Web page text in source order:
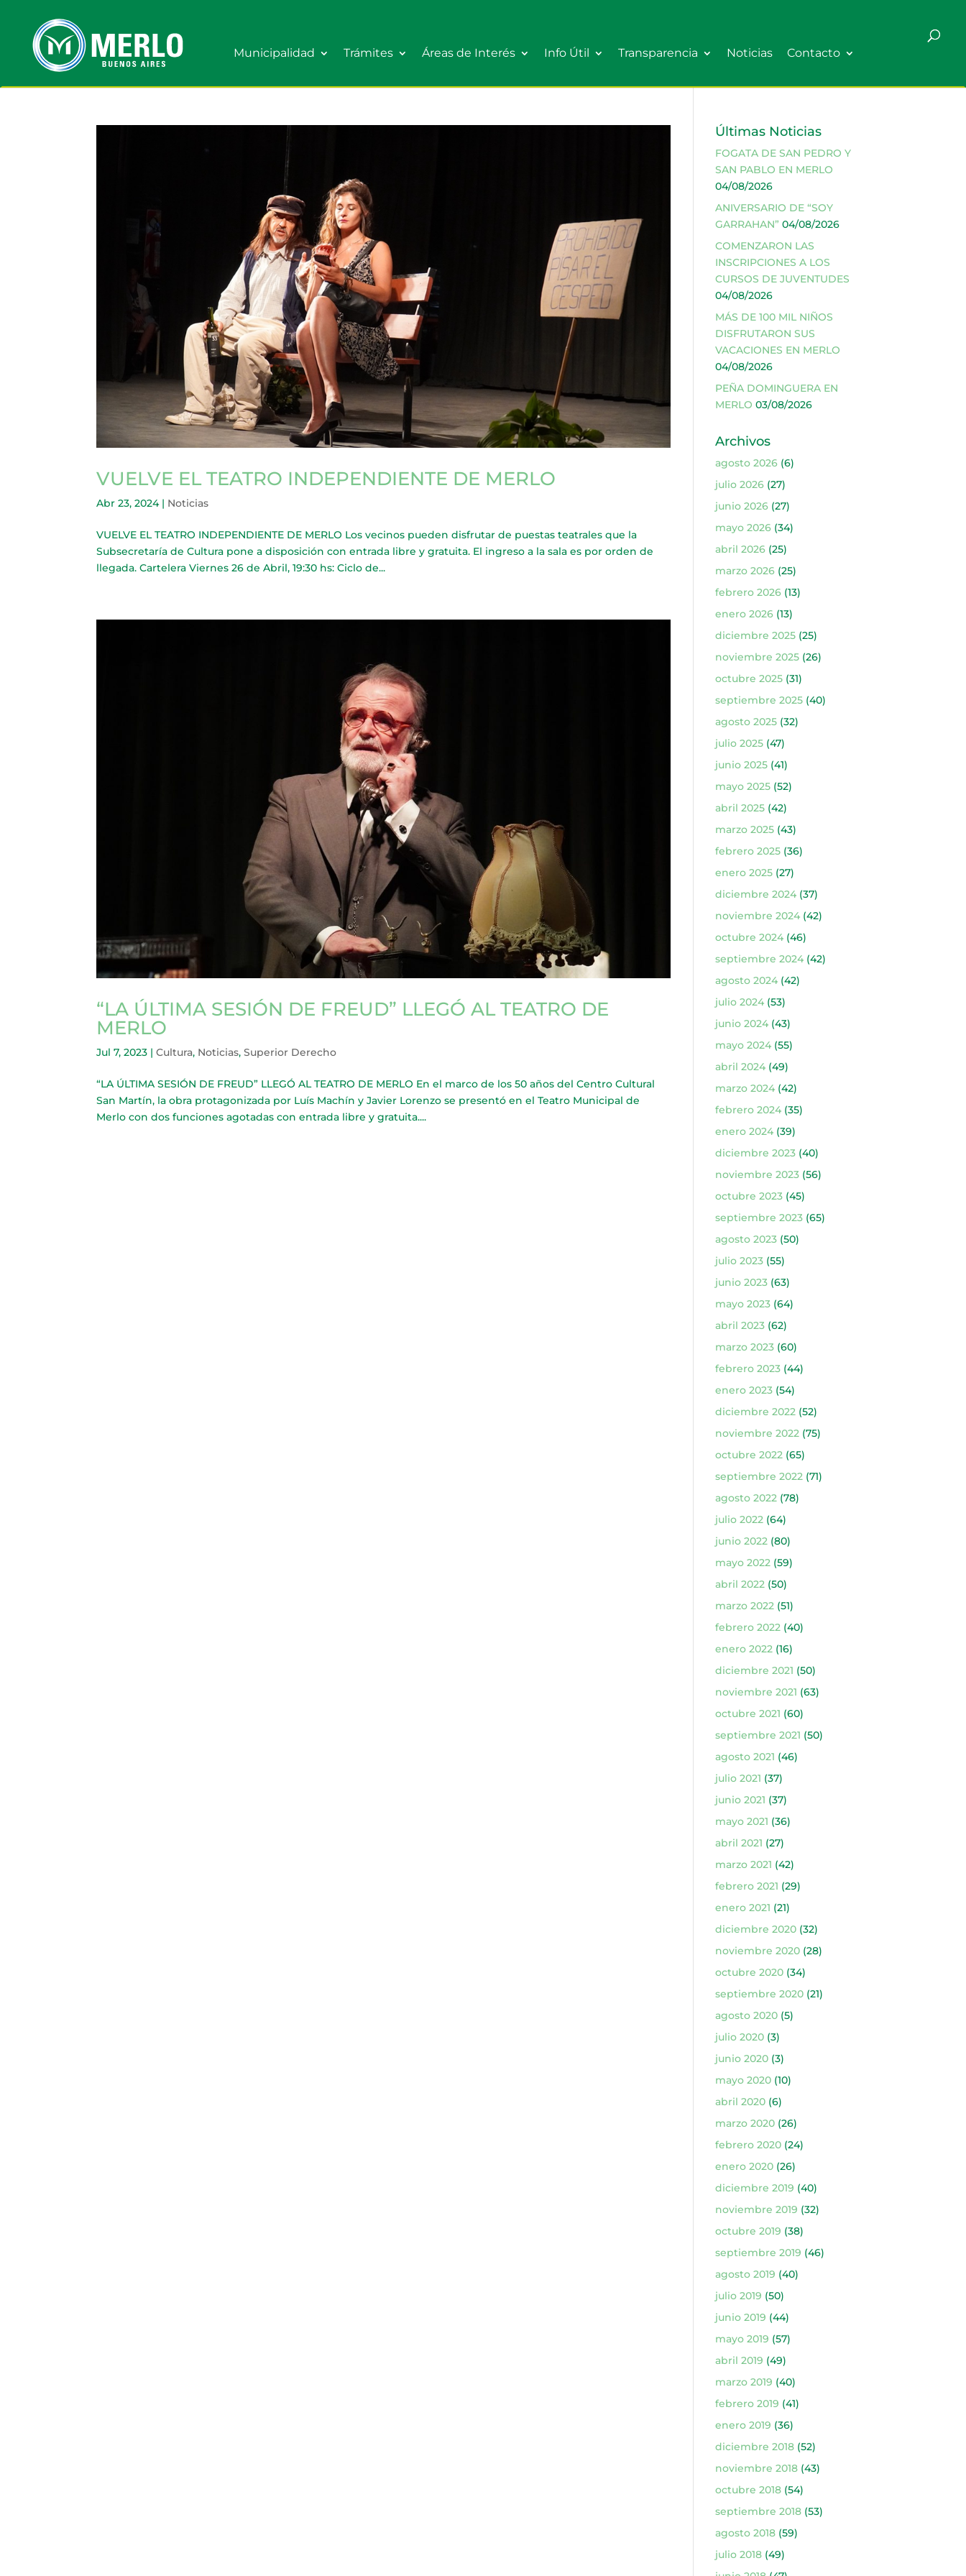
Municipalidad Trámites Áreas de Interés Info Útil Transparencia Noticias Contacto
VUELVE EL TEATRO INDEPENDIENTE DE MERLO
Abr 23, 2024| Noticias
VUELVE EL TEATRO INDEPENDIENTE DE MERLO Los vecinos pueden disfrutar de puestas teatrales que la
Subsecretaría de Cultura pone a disposición con entrada libre y gratuita. El ingreso a la sala es por orden de
llegada. Cartelera Viernes 26 de Abril, 19:30 hs: Ciclo de...
“LA ÚLTIMA SESIÓN DE FREUD” LLEGÓ AL TEATRO DE
MERLO
Jul 7, 2023 |Cultura, Noticias,Superior Derecho
“LA ÚLTIMA SESIÓN DE FREUD” LLEGÓ AL TEATRO DE MERLO En el marco de los 50 años del Centro Cultural
San Martín, la obra protagonizada por Luís Machín y Javier Lorenzo se presentó en el Teatro Municipal de
Merlo con dos funciones agotadas con entrada libre y gratuita....
Últimas Noticias
FOGATA DE SAN PEDRO Y
SAN PABLO EN MERLO
04/08/2026
ANIVERSARIO DE “SOY
GARRAHAN” 04/08/2026
COMENZARON LAS
INSCRIPCIONES A LOS
CURSOS DE JUVENTUDES
04/08/2026
MÁS DE 100 MIL NIÑOS
DISFRUTARON SUS
VACACIONES EN MERLO
04/08/2026
PEÑA DOMINGUERA EN
MERLO 03/08/2026
Archivos
agosto 2026(6)
julio 2026(27)
junio 2026(27)
mayo 2026(34)
abril 2026(25)
marzo 2026(25)
febrero 2026(13)
enero 2026(13)
diciembre 2025(25)
noviembre 2025(26)
octubre 2025(31)
septiembre 2025(40)
agosto 2025(32)
julio 2025(47)
junio 2025(41)
mayo 2025(52)
abril 2025(42)
marzo 2025(43)
febrero 2025(36)
enero 2025(27)
diciembre 2024(37)
noviembre 2024(42)
octubre 2024(46)
septiembre 2024(42)
agosto 2024(42)
julio 2024(53)
junio 2024(43)
mayo 2024(55)
abril 2024(49)
marzo 2024(42)
febrero 2024(35)
enero 2024(39)
diciembre 2023(40)
noviembre 2023(56)
octubre 2023(45)
septiembre 2023(65)
agosto 2023(50)
julio 2023(55)
junio 2023(63)
mayo 2023(64)
abril 2023(62)
marzo 2023(60)
febrero 2023(44)
enero 2023(54)
diciembre 2022(52)
noviembre 2022(75)
octubre 2022(65)
septiembre 2022(71)
agosto 2022(78)
julio 2022(64)
junio 2022(80)
mayo 2022(59)
abril 2022(50)
marzo 2022(51)
febrero 2022(40)
enero 2022(16)
diciembre 2021 (50)
noviembre 2021 (63)
octubre 2021 (60)
septiembre 2021 (50)
agosto 2021 (46)
julio 2021 (37)
junio 2021 (37)
mayo 2021 (36)
abril 2021 (27)
marzo 2021 (42)
febrero 2021 (29)
enero 2021 (21)
diciembre 2020(32)
noviembre 2020(28)
octubre 2020(34)
septiembre 2020(21)
agosto 2020(5)
julio 2020(3)
junio 2020(3)
mayo 2020(10)
abril 2020(6)
marzo 2020(26)
febrero 2020(24)
enero 2020(26)
diciembre 2019 (40)
noviembre 2019 (32)
octubre 2019 (38)
septiembre 2019 (46)
agosto 2019 (40)
julio 2019 (50)
junio 2019 (44)
mayo 2019 (57)
abril 2019 (49)
marzo 2019 (40)
febrero 2019 (41)
enero 2019 (36)
diciembre 2018(52)
noviembre 2018(43)
octubre 2018(54)
septiembre 2018(53)
agosto 2018(59)
julio 2018(49)